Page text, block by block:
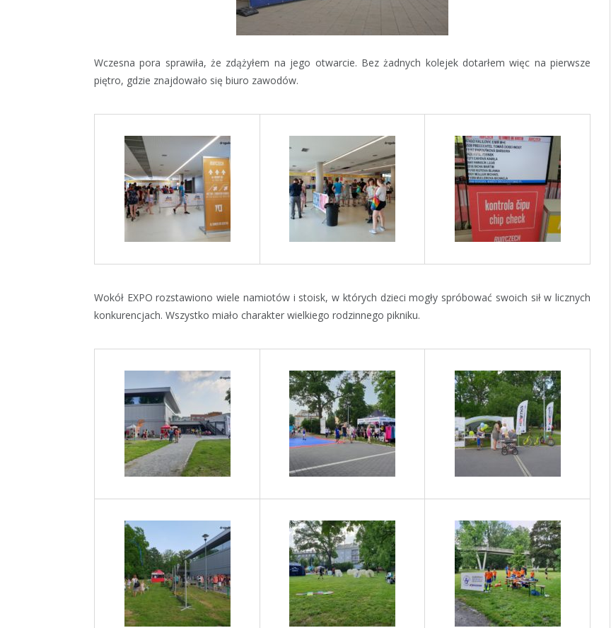
Wczesna pora sprawiła, że zdążyłem na jego otwarcie. Bez żadnych kolejek dotarłem więc na pierwsze
piętro, gdzie znajdowało się biuro zawodów.​
Wokół EXPO rozstawiono wiele namiotów i stoisk, w których dzieci mogły spróbować swoich sił w licznych
konkurencjach. Wszystko miało charakter wielkiego rodzinnego pikniku.